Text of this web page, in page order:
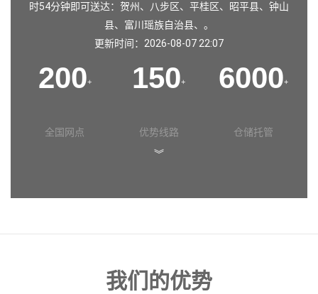
时54分钟即可送达：贺州、八步区、平桂区、昭平县、钟山
县、富川瑶族自治县、。
更新时间：2026-08-07 22:07
200+
全国网点
150+
优势线路
6000+
仓储托管
︾
我们的优势